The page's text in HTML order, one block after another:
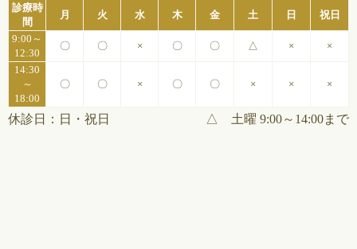
診療時
間
月 火 水 木 金 土 日
祝日
9:00～
12:30
〇 〇 × 〇 〇 △ ×
×
14:30
～
18:00
〇 〇 × 〇 〇 × × ×
休診日：日・祝日 △ 土曜 9:00～14:00まで